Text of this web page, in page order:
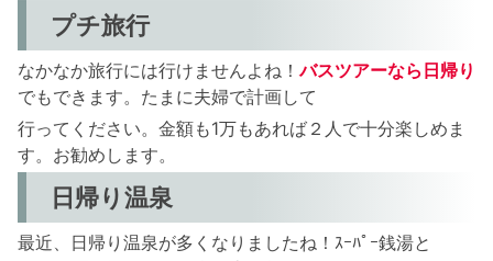
プチ旅行
なかなか旅行には行けませんよね！バスツアーなら日帰り
でもできます。たまに夫婦で計画して
行ってください。金額も1万もあれば２人で十分楽しめま
す。お勧めします。
日帰り温泉
最近、日帰り温泉が多くなりましたね！ｽｰﾊﾟｰ銭湯と